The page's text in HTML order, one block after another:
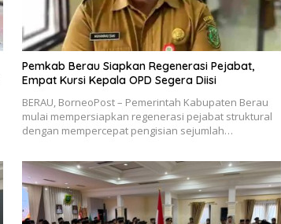
Pemkab Berau Siapkan Regenerasi Pejabat,
Empat Kursi Kepala OPD Segera Diisi
BERAU, BorneoPost – Pemerintah Kabupaten Berau
mulai mempersiapkan regenerasi pejabat struktural
dengan mempercepat pengisian sejumlah…